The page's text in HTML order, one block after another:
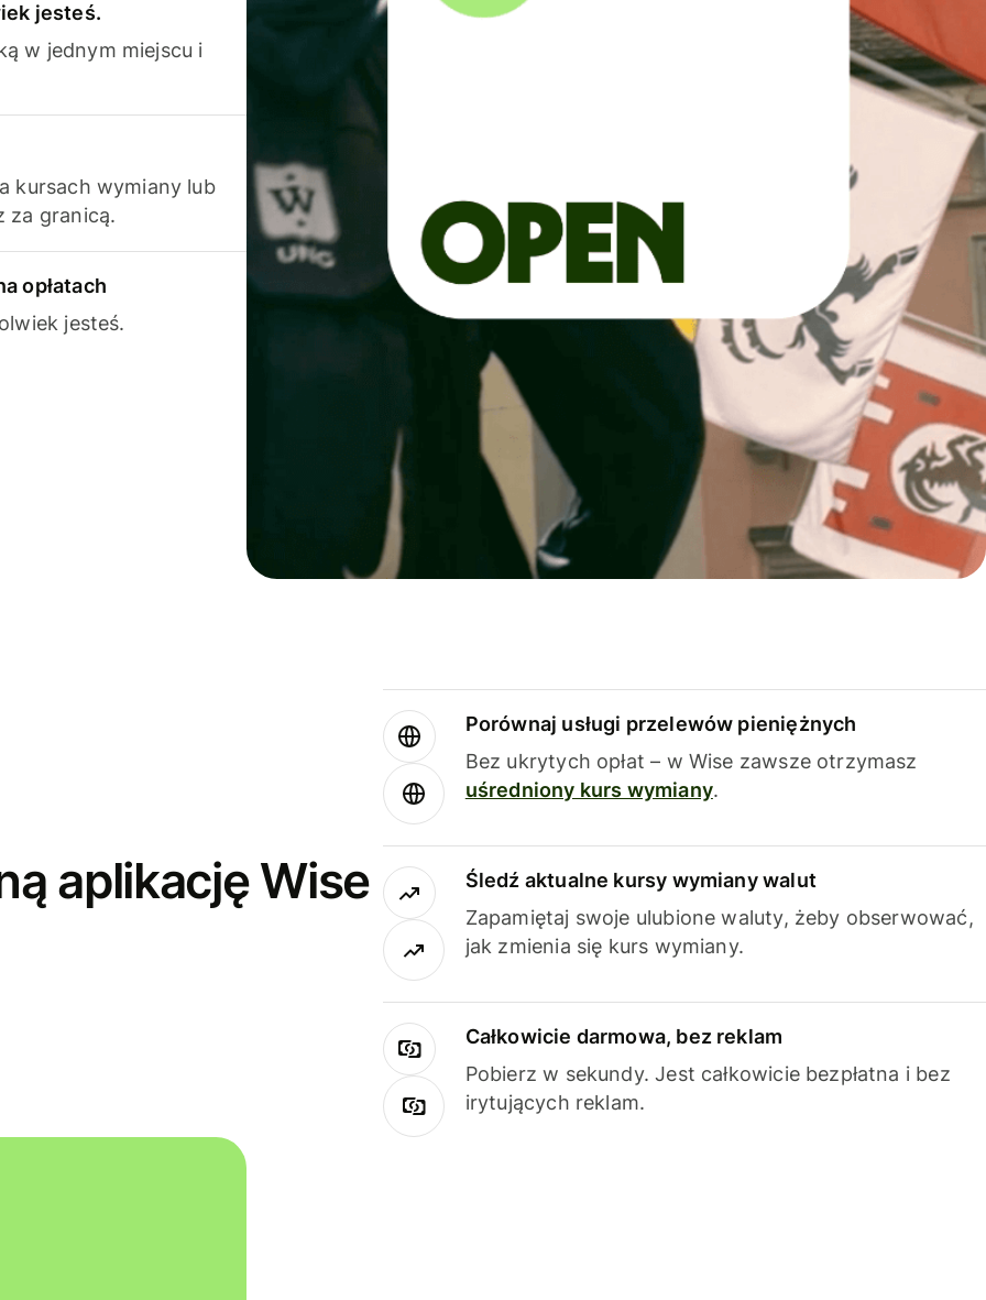
jesteś.
w jednym miejscu i
kursach wymiany lub
za granicą.
opłatach
jesteś.
aplikację Wise
Porównaj usługi przelewów pieniężnych
Bez ukrytych opłat – w Wise zawsze otrzymasz
uśredniony kurs wymiany.
Śledź aktualne kursy wymiany walut
Zapamiętaj swoje ulubione waluty, żeby obserwować,
jak zmienia się kurs wymiany.
Całkowicie darmowa, bez reklam
Pobierz w sekundy. Jest całkowicie bezpłatna i bez
irytujących reklam.